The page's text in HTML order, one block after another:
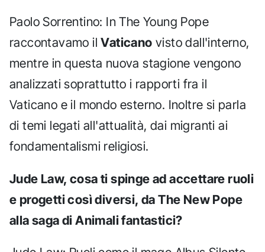
Paolo Sorrentino: In The Young Pope
raccontavamo ilVaticano visto dall'interno,
mentre in questa nuova stagione vengono
analizzati soprattutto i rapporti fra il
Vaticano e il mondo esterno. Inoltre si parla
di temi legati all'attualità, dai migranti ai
fondamentalismi religiosi.
Jude Law, cosa ti spinge ad accettare ruoli
e progetti così diversi, da The New Pope
alla saga di Animali fantastici?